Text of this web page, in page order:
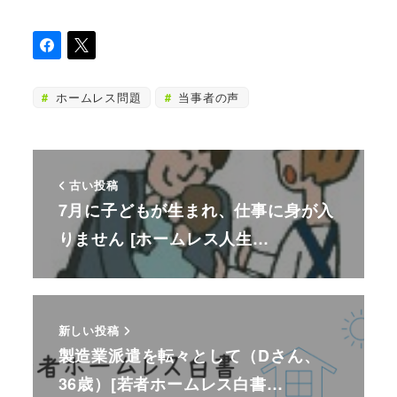
ホームレス問題 当事者の声
古い投稿
7月に子どもが生まれ、仕事に身が入
りません [ホームレス人生…
新しい投稿
製造業派遣を転々として（Dさん、
36歳）[若者ホームレス白書…